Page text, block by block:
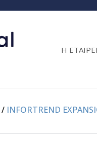
Η
/ INFORTREND